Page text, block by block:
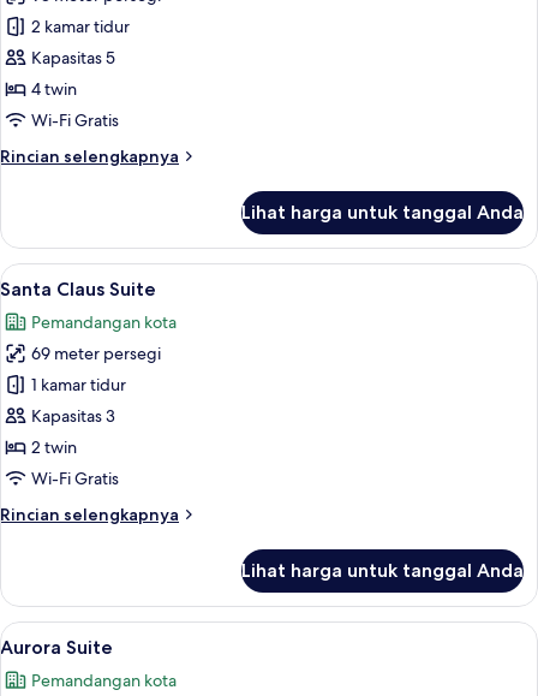
Aurora
Borealis
Suite
2 kamar tidur
Kapasitas 5
4 twin
Wi-Fi Gratis
Rincian selengkapnya
Rincian
Aurora
Borealis
Suite
Lihat harga untuk tanggal Anda
Lihat
semua
foto
untuk
Santa
Claus
Suite
Santa Claus Suite | Minibar, brankas,
20
Santa Claus Suite
Pemandangan kota
69 meter persegi
1 kamar tidur
Kapasitas 3
2 twin
Wi-Fi Gratis
Rincian selengkapnya
Rincian
Santa
Claus
Suite
Lihat harga untuk tanggal Anda
Lihat
semua
foto
Aurora Suite | Minibar, brankas, Wi-
14
Aurora Suite
Pemandangan kota